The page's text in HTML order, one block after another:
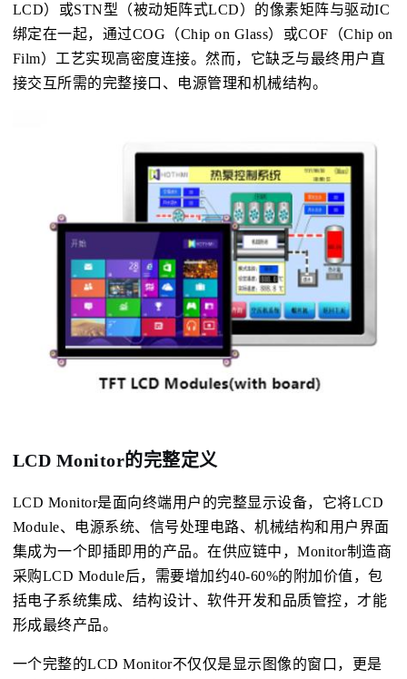
LCD）或STN型（被动矩阵式LCD）的像素矩阵与驱动IC
绑定在一起，通过COG（Chip on Glass）或COF（Chip on
Film）工艺实现高密度连接。然而，它缺乏与最终用户直
接交互所需的完整接口、电源管理和机械结构。
LCD Monitor的完整定义
LCD Monitor是面向终端用户的完整显示设备，它将LCD
Module、电源系统、信号处理电路、机械结构和用户界面
集成为一个即插即用的产品。在供应链中，Monitor制造商
采购LCD Module后，需要增加约40-60%的附加价值，包
括电子系统集成、结构设计、软件开发和品质管控，才能
形成最终产品。
一个完整的LCD Monitor不仅仅是显示图像的窗口，更是